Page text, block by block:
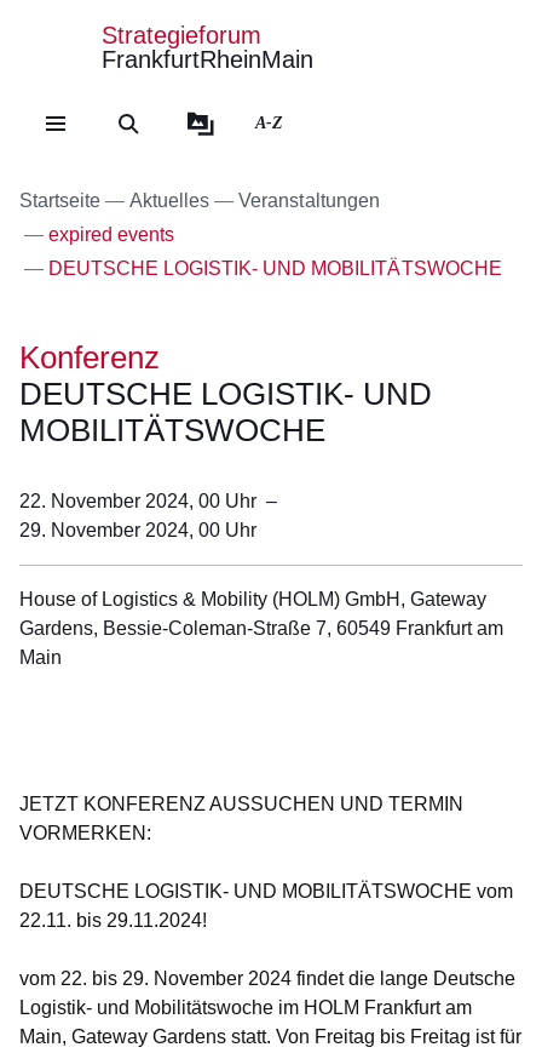
Direkt zum Kopf der
Direkt zum Inhalt
Direkt zum Fuß der
Strategieforum
FrankfurtRheinMain
A-Z
Startseite Aktuelles
Veranstaltungen
expired events
DEUTSCHE LOGISTIK- UND MOBILITÄTSWOCHE
Konferenz
DEUTSCHE LOGISTIK- UND
MOBILITÄTSWOCHE
22. November 2024, 00 Uhr –
29. November 2024, 00 Uhr
House of Logistics & Mobility (HOLM) GmbH, Gateway
Gardens, Bessie-Coleman-Straße 7, 60549 Frankfurt am
Main
JETZT KONFERENZ AUSSUCHEN UND TERMIN
VORMERKEN:
DEUTSCHE LOGISTIK- UND MOBILITÄTSWOCHE vom
22.11. bis 29.11.2024!
vom 22. bis 29. November 2024 findet die lange Deutsche
Logistik- und Mobilitätswoche im HOLM Frankfurt am
Main, Gateway Gardens statt. Von Freitag bis Freitag ist für